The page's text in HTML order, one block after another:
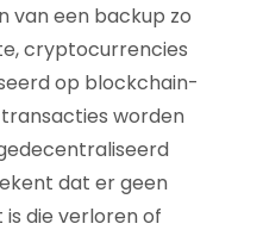
van een backup zo
cryptocurrencies
op blockchain-
worden
dat er geen
die verloren of